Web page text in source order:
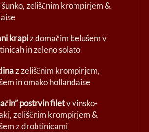
šunko, zeliščnim krompirjem &
krapiz domačim belušem v
in zeleno solato
z zeliščnim krompirjem,
in omako hollandaise
postrvin filetv vinsko-
zeliščnim krompirjem &
z drobtinicami